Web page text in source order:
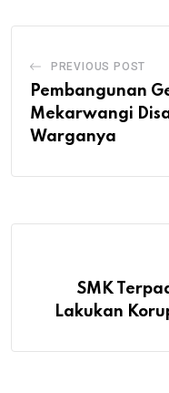
PREVIOUS POST
Pembangunan
Mekarwangi
Warganya
SMK
Lakukan